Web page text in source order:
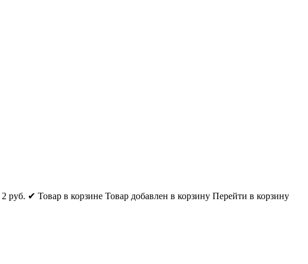
2 руб. ✔ Товар в корзине Товар добавлен в корзину Перейти в корзину